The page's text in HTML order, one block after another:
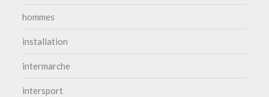
hommes
installation
intermarche
intersport